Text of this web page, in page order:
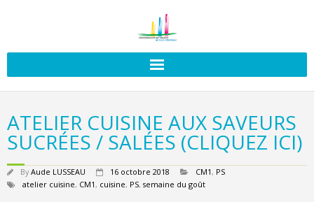
ATELIER CUISINE AUX SAVEURS
SUCRÉES / SALÉES (CLIQUEZ ICI)
ByAude LUSSEAU 16 octobre 2018 CM1, PS
atelier cuisine, CM1, cuisine, PS, semaine du goût